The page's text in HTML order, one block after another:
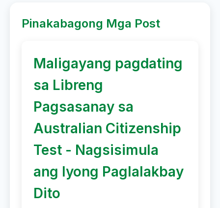
Pinakabagong Mga Post
Maligayang pagdating
sa Libreng
Pagsasanay sa
Australian Citizenship
Test - Nagsisimula
ang Iyong Paglalakbay
Dito